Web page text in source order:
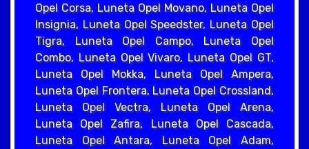
Opel Corsa, Luneta Opel Movano, Luneta Opel
Insignia, Luneta Opel Speedster, Luneta Opel
Tigra, Luneta Opel Campo, Luneta Opel
Combo, Luneta Opel Vivaro, Luneta Opel GT,
Luneta Opel Mokka, Luneta Opel Ampera,
Luneta Opel Frontera, Luneta Opel Crossland,
Luneta Opel Vectra, Luneta Opel Arena,
Luneta Opel Zafira, Luneta Opel Cascada,
Luneta Opel Antara, Luneta Opel Adam,